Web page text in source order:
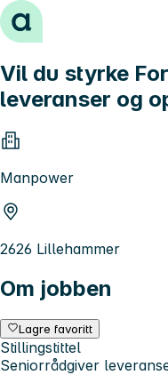
Hopp til innhold
Vil du styrke
leveranser og
Manpower
2626 Lillehammer
Om jobben
Lagre favoritt
Stillingstittel
Seniorrådgiver